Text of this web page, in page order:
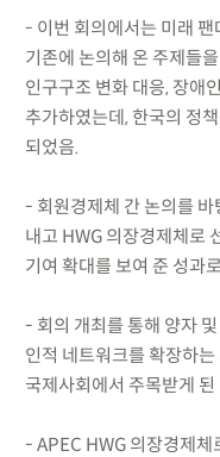
- 이번 회의에서는 미래 팬
기존에 논의해 온 주제들
인구구조 변화 대응, 장애
추가하였는데, 한국의 정
되었음.
- 회원경제체 간 논의를
내고 HWG 의장경제체로
기여 확대를 보여 준 성과
- 회의 개최를 통해 양자
인적 네트워크를 확장하
국제사회에서 주목받게
- APEC HWG 의장경제체